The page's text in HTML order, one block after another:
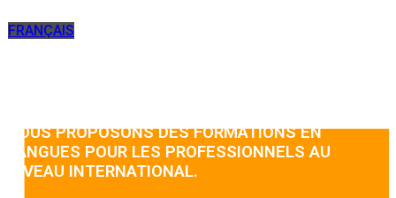
FRANÇAIS
NOUS PROPOSONS DES FORMATIONS EN
LANGUES POUR LES PROFESSIONNELS AU
NIVEAU INTERNATIONAL.